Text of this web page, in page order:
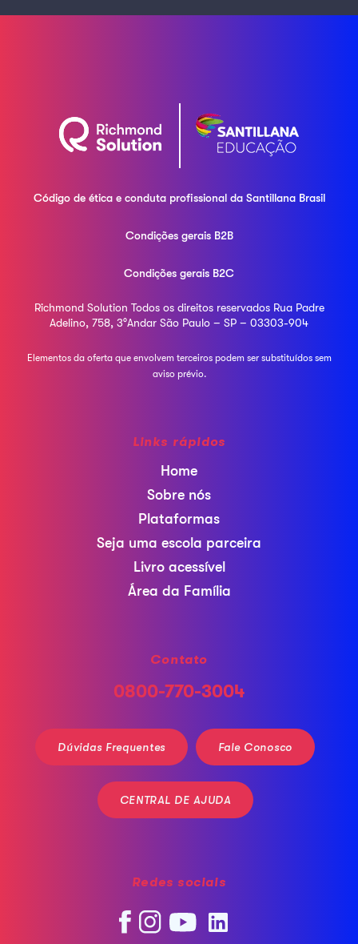
Código de ética e conduta profissional daSantillana Brasil
Condições gerais B2B
Condições gerais B2C
Richmond Solution Todos os direitos reservados Rua Padre
Adelino, 758, 3°Andar São Paulo – SP – 03303-904
Elementos da oferta que envolvem terceiros podem sersubstituídos sem
aviso prévio.
Links rápidos
Home
Sobre nós
Plataformas
Seja uma escola parceira
Livro acessível
Área da Família
Contato
0800-770-3004
Dúvidas Frequentes Fale Conosco
CENTRAL DE AJUDA
Redes sociais